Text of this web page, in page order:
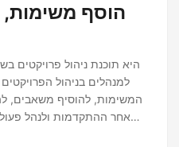
למנהלים בניהול
המשימות, להוסיף משאבים,
אחר ההתקדמות ולנהל
תלמד כיצד להטמיע את